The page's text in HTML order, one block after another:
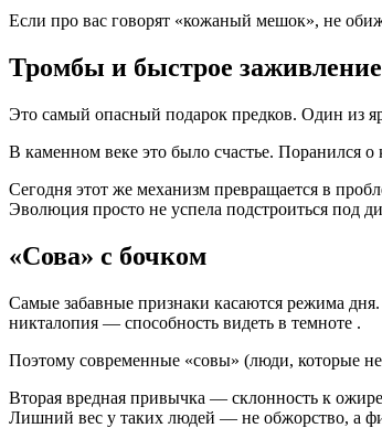
Если про вас говорят «кожаный мешок», не
Тромбы и быстрое заживление
Это самый опасный подарок предков. Один из
В каменном веке это было счастье. Поранился
Сегодня этот же механизм превращается в
Эволюция просто не успела подстроиться под
«Сова» с бочком
Самые забавные признаки касаются режима
никталопия — способность видеть в темноте .
Поэтому современные «совы» (люди, которые
Вторая вредная привычка — склонность к
Лишний вес у таких людей — не обжорство, а